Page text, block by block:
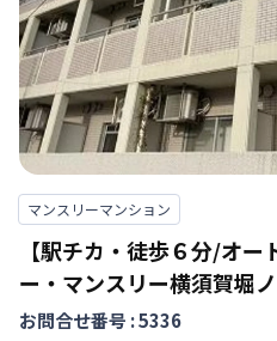
マンスリーマンション
【駅チカ・徒歩６分/オ
ー・マンスリー横須賀堀
お問合せ番号 :5336